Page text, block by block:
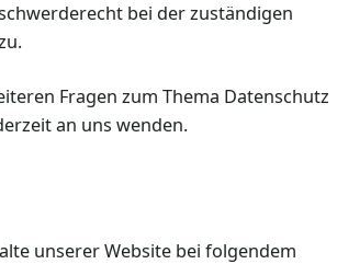
bei der zuständigen
Fragen zum Thema Datenschutz
an uns wenden.
unserer Website bei folgendem